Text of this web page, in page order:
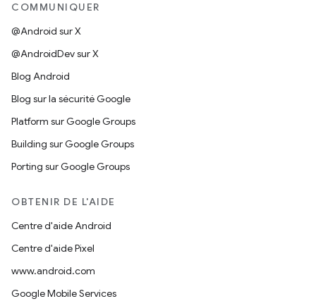
COMMUNIQUER
@Android sur X
@AndroidDev sur X
Blog Android
Blog sur la sécurité Google
Platform sur Google Groups
Building sur Google Groups
Porting sur Google Groups
OBTENIR DE L'AIDE
Centre d'aide Android
Centre d'aide Pixel
www.android.com
Google Mobile Services